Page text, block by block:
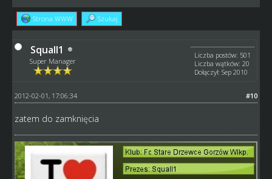
Strona WWW Szukaj
Squall1
Super Manager
Liczba postów: 501
Liczba wątków: 20
Dołączył: Sep 2010
#10
2012-02-01, 17:06:34
zatem do zamknięcia